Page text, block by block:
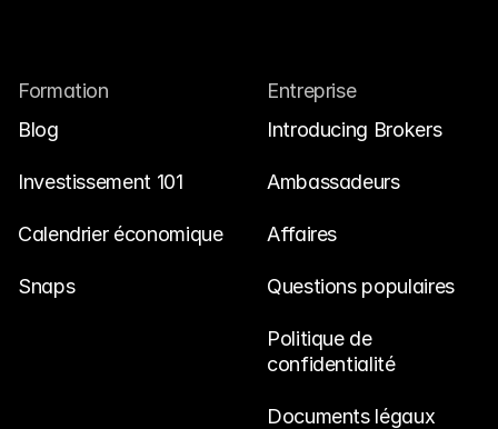
Formation
Blog
Investissement 101
Calendrier économique
Snaps
Entreprise
Introducing Brokers
Ambassadeurs
Affaires
Questions populaires
Politique de
confidentialité
Documents légaux